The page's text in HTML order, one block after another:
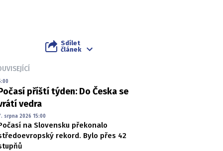
Sdílet
článek
příští týden: Do Česka se
vedra
srpna 2026 15:00
na Slovensku překonalo
rekord. Bylo přes 42